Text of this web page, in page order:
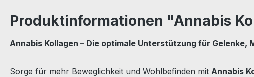
Produktinformationen "Annabis
Annabis Kollagen – Die optimale Unterstützung für Gelenke,
Sorge für mehr Beweglichkeit und Wohlbefinden mit Annabis